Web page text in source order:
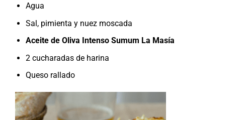
Agua
Sal, pimienta y nuez moscada
Aceite de Oliva Intenso Sumum La Masía
2 cucharadas de harina
Queso rallado